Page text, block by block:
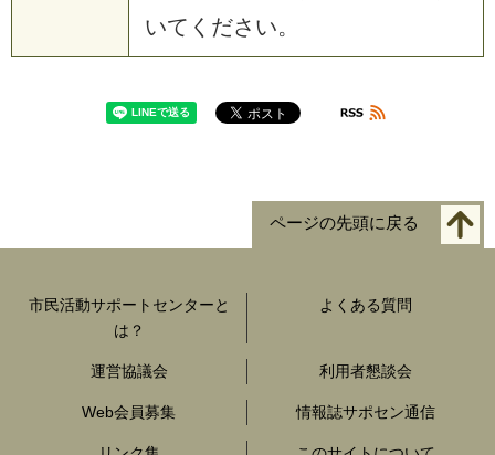
いてください。
ページの先頭に戻る
市民活動サポートセンターと
は？
よくある質問
運営協議会 利用者懇談会
Web会員募集 情報誌サポセン通信